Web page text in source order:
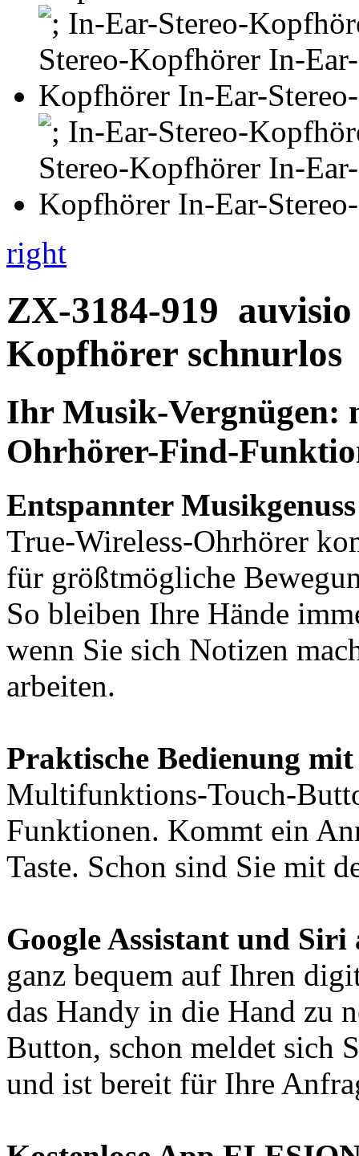
right
ZX-3184-919
Kopfhörer schnurlos
Ihr Musik-Vergnügen:
Ohrhörer-Find-
Entspannter
True-Wireless-Ohrhörer
für größtmögliche
So bleiben Ihre Hände
wenn Sie sich Notizen
arbeiten.
Praktische Bedienung
Multifunktions-Touch-
Funktionen. Kommt ein
Taste. Schon sind Sie mit
Google Assistant und
ganz bequem auf Ihren
das Handy in die Hand zu
Button, schon meldet sich
und ist bereit für Ihre